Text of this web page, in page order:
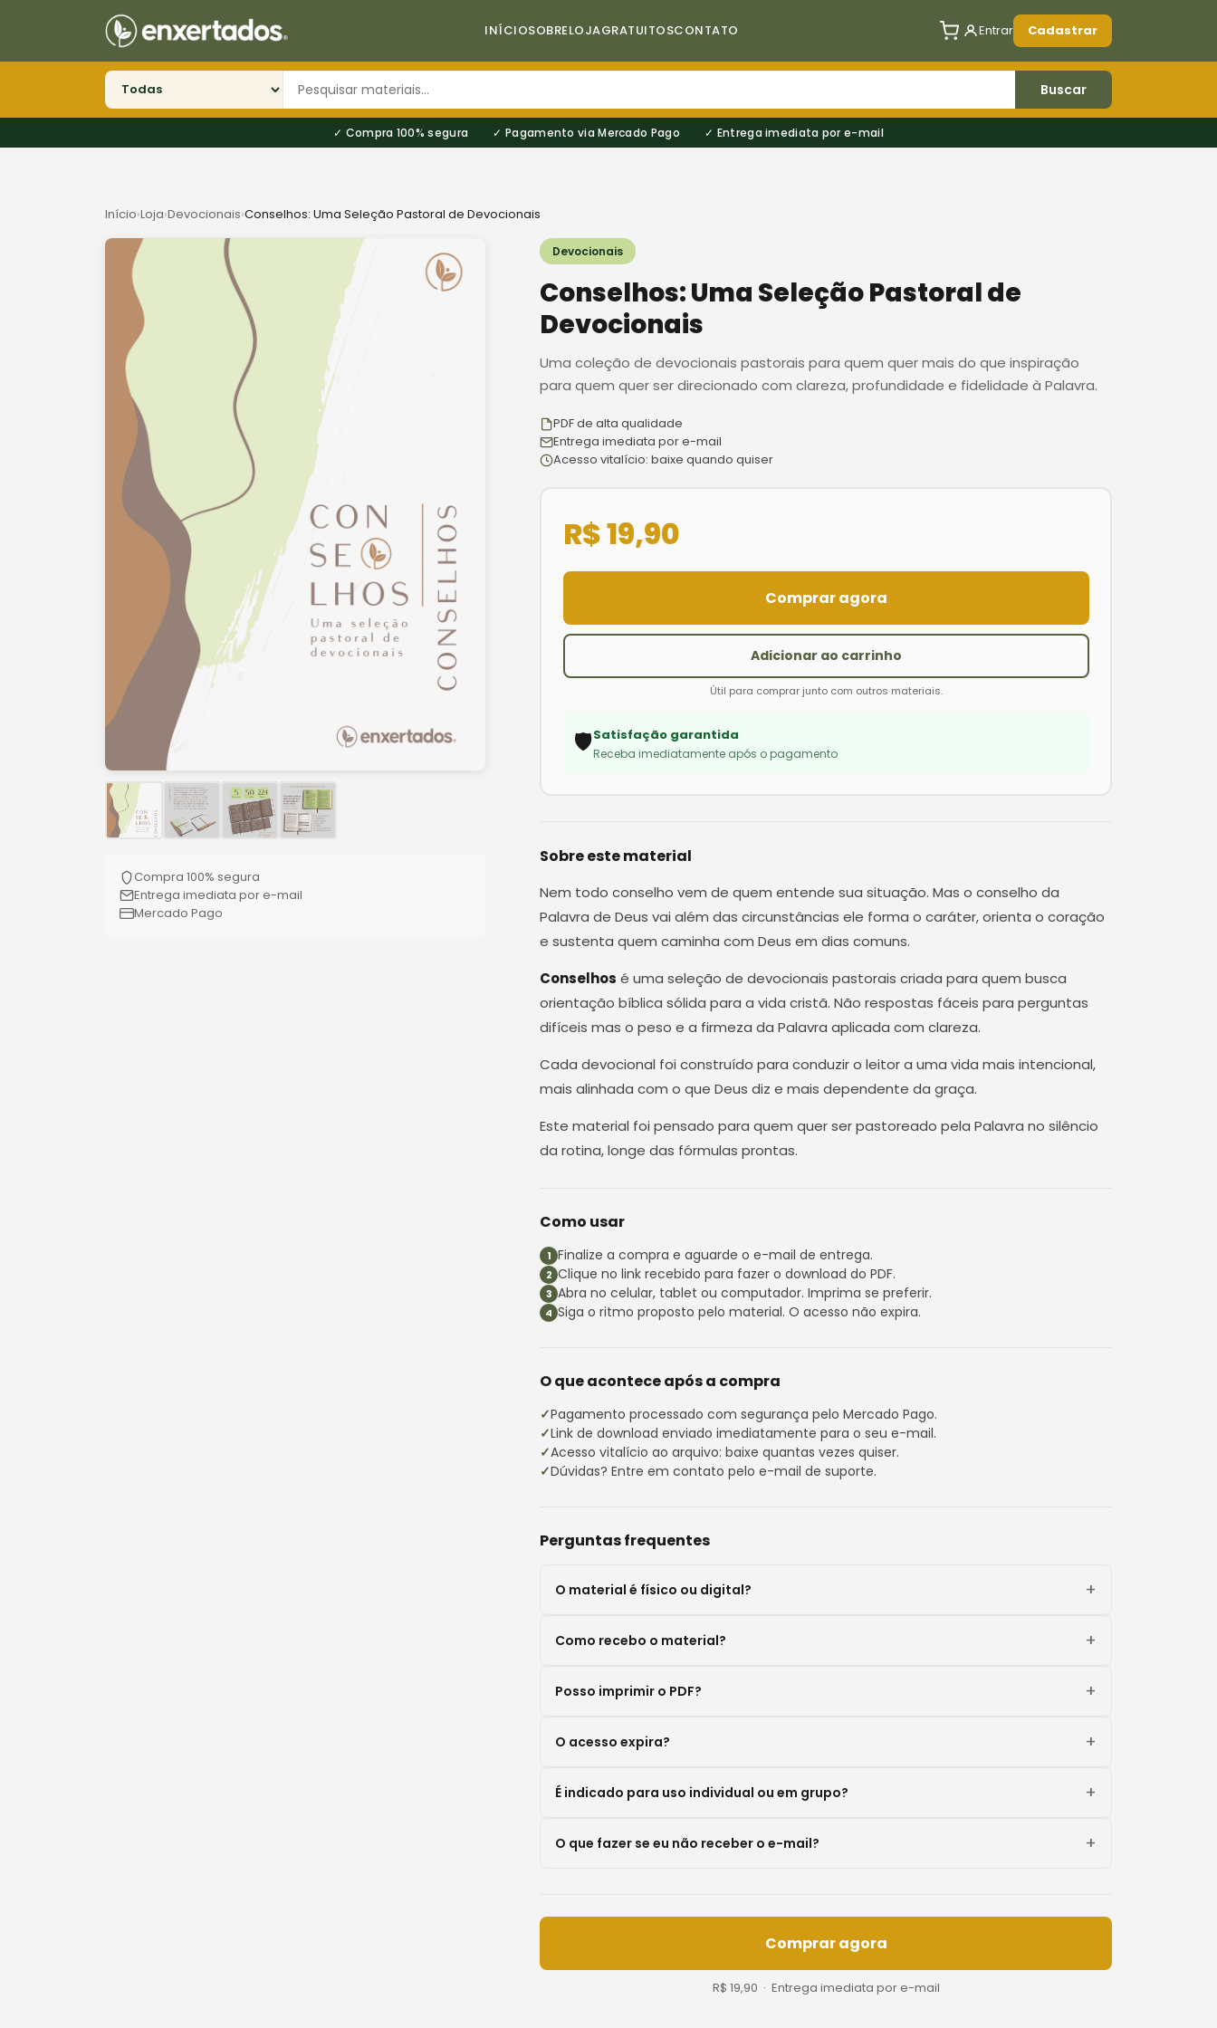
INÍCIOSOBRELOJAGRATUITOSCONTATO Entrar Cadastrar
Buscar
Compra 100% segura Pagamento via Mercado Pago Entrega imediata por e-mail
Início›Loja›Devocionais›Conselhos: Uma Seleção Pastoral de Devocionais
Compra 100% segura
Entrega imediata por e-mail
Mercado Pago
Devocionais
Conselhos: Uma Seleção Pastoral de
Devocionais
Uma coleção de devocionais pastorais para quem quer mais do que inspiração
para quem quer ser direcionado com clareza, profundidade e fidelidade à Palavra.
PDF de alta qualidade
Entrega imediata por e-mail
Acesso vitalício: baixe quando quiser
R$ 19,90
Comprar agora
Adicionar ao carrinho
Útil para comprar junto com outros materiais.
🛡️Satisfação garantida
Receba imediatamente após o pagamento
Sobre este material
Nem todo conselho vem de quem entende sua situação. Mas o conselho da
Palavra de Deus vai além das circunstâncias ele forma o caráter, orienta o coração
e sustenta quem caminha com Deus em dias comuns.
Conselhos é uma seleção de devocionais pastorais criada para quem busca
orientação bíblica sólida para a vida cristã. Não respostas fáceis para perguntas
difíceis mas o peso e a firmeza da Palavra aplicada com clareza.
Cada devocional foi construído para conduzir o leitor a uma vida mais intencional,
mais alinhada com o que Deus diz e mais dependente da graça.
Este material foi pensado para quem quer ser pastoreado pela Palavra no silêncio
da rotina, longe das fórmulas prontas.
Como usar
Finalize a compra e aguarde o e-mail de entrega.
Clique no link recebido para fazer o download do PDF.
Abra no celular, tablet ou computador. Imprima se preferir.
Siga o ritmo proposto pelo material. O acesso não expira.
O que acontece após a compra
Pagamento processado com segurança pelo Mercado Pago.
Link de download enviado imediatamente para o seu e-mail.
Acesso vitalício ao arquivo: baixe quantas vezes quiser.
Dúvidas? Entre em contato pelo e-mail de suporte.
Perguntas frequentes
O material é físico ou digital?
Como recebo o material?
Posso imprimir o PDF?
O acesso expira?
É indicado para uso individual ou em grupo?
O que fazer se eu não receber o e-mail?
Comprar agora
R$ 19,90 · Entrega imediata por e-mail